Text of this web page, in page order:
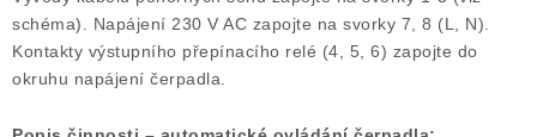
schéma). Napájení 230 V AC zapojte na svorky 7, 8 (L, N).
Kontakty výstupního přepínacího relé (4, 5, 6) zapojte do
okruhu napájení čerpadla.